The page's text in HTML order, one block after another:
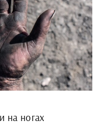
на ногах